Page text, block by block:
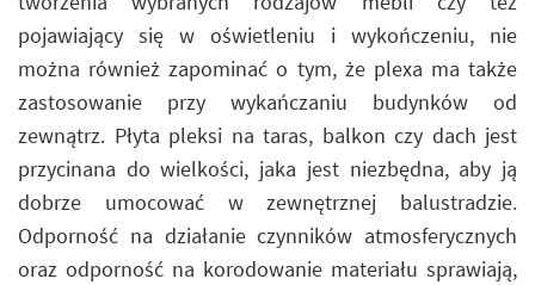
pojawiający się w oświetleniu i wykończeniu, nie
można również zapominać o tym, że plexa ma także
zastosowanie przy wykańczaniu budynków od
zewnątrz. Płyta pleksi na taras, balkon czy dach jest
przycinana do wielkości, jaka jest niezbędna, aby ją
dobrze umocować w zewnętrznej balustradzie.
Odporność na działanie czynników atmosferycznych
oraz odporność na korodowanie materiału sprawiają,